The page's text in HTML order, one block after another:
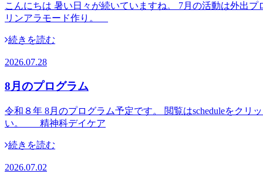
こんにちは 暑い日々が続いていますね。 7月の活動は外出
リンアラモード作り。
続きを読む
2026.07.28
8月のプログラム
令和８年 8月のプログラム予定です。 閲覧はscheduleをク
い。 精神科デイケア
続きを読む
2026.07.02